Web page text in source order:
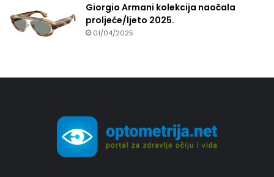
Giorgio Armani kolekcija naočala
proljeće/ljeto 2025.
01/04/2025